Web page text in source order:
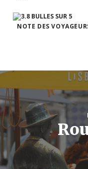
NOTE DES